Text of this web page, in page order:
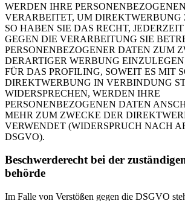
WERDEN IHRE
VERARBEITET, UM DIREKTWERBUNG
SO HABEN SIE DAS RECHT,
GEGEN DIE VERARBEITUNG SIE
PERSONENBEZOGENER DATEN ZUM
DERARTIGER WERBUNG
FÜR DAS PROFILING, SOWEIT ES MIT
DIREKTWERBUNG IN VERBINDUNG
WIDERSPRECHEN, WERDEN IHRE
PERSONENBEZOGENEN DATEN
MEHR ZUM ZWECKE DER
VERWENDET (WIDERSPRUCH NACH
DSGVO).
Beschwerde­recht bei der
behörde
Im Falle von Verstößen gegen die DSGVO